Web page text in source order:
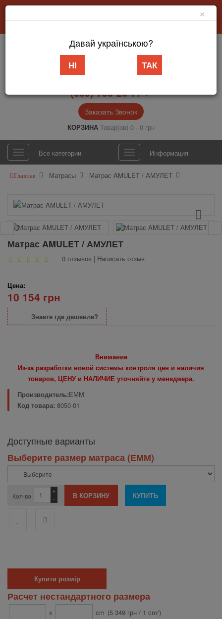
×
Давай українською?
НІ ТАК
(099) 753-26-77▼
Заказать Звонок
КОРЗИНА Товар(ов) 0 - 0 грн
Все категории Информация
Главная Матрасы Матрас AMULET / АМУЛЕТ
Матрас AMULET / АМУЛЕТ
0 отзывов | Написать отзыв
Цена:
10 154 грн
Знаете где дешевле?
Внимание
Из-за разработки новой системы контроля цен и наличия
товаров, ЦЕНУ и НАЛИЧИЕ уточняйте у менеджера.
Производитель:ЕММ
Код товара: 8050-01
Доступные варианты
Выберите размер матраса (ЕММ)
Кол-во -
+
Купити розмір
Расчет нестандартного размера
x cm (5 349 грн / 1 cm²)